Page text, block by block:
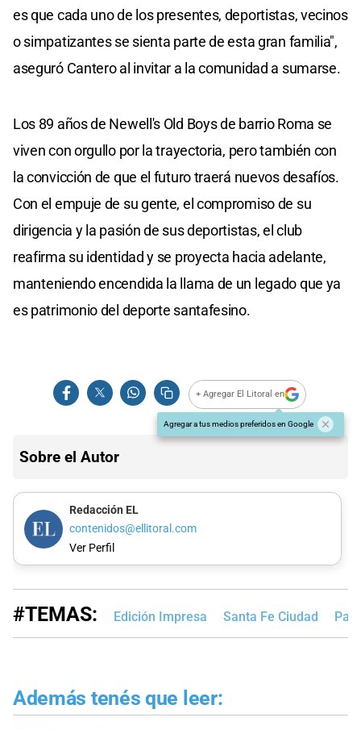
es que cada uno de los presentes, deportistas, vecinos
o simpatizantes se sienta parte de esta gran familia",
aseguró Cantero al invitar a la comunidad a sumarse.
Los 89 años de Newell's Old Boys de barrio Roma se
viven con orgullo por la trayectoria, pero también con
la convicción de que el futuro traerá nuevos desafíos.
Con el empuje de su gente, el compromiso de su
dirigencia y la pasión de sus deportistas, el club
reafirma su identidad y se proyecta hacia adelante,
manteniendo encendida la llama de un legado que ya
es patrimonio del deporte santafesino.
+ Agregar El Litoral en
Agregar a tus medios preferidos en Google
Sobre el Autor
Redacción EL
contenidos@ellitoral.com
Ver Perfil
#TEMAS: Edición Impresa Santa Fe Ciudad
Además tenés que leer: